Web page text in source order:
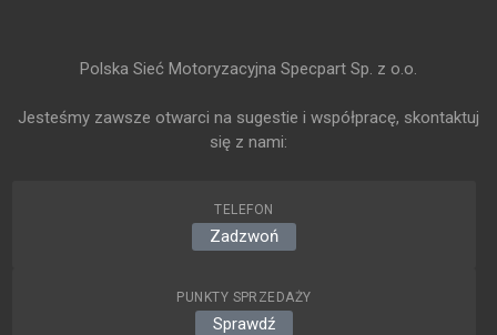
Polska Sieć Motoryzacyjna Specpart Sp. z o.o.
Jesteśmy zawsze otwarci na sugestie i współpracę, skontaktuj
się z nami:
TELEFON
Zadzwoń
PUNKTY SPRZEDAŻY
Sprawdź